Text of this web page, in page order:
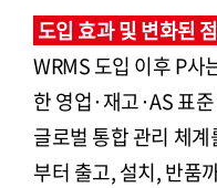
도입 효과 및 변화된 점
WRMS 도입 이후 P사
한 영업·재고·AS 표
글로벌 통합 관리 체
부터 출고, 설치, 반품